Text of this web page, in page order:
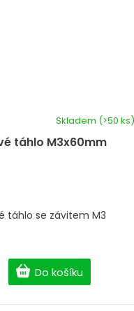
táhlo M3x60mm
Skladem (>50 ks)
Do košíku
táhlo se závitem M3